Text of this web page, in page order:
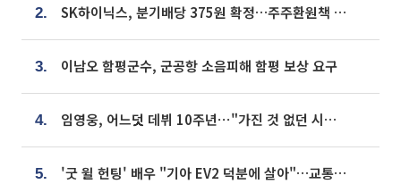
2. SK하이닉스, 분기배당 375원 확정…주주환원책 9월로 앞당겨 발표
3. 이남오 함평군수, 군공항 소음피해 함평 보상 요구
4. 임영웅, 어느덧 데뷔 10주년⋯"가진 것 없던 시절, 내 앞엔 20명의 팬뿐"
5. '굿 윌 헌팅' 배우 "기아 EV2 덕분에 살아"…교통사고 후 안전성 극찬